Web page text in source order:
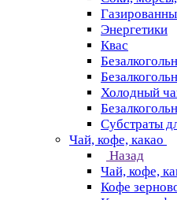
Энергетики
Квас
Холодный
Субстраты
Чай, кофе, какао
Назад
Чай, кофе,
Кофе